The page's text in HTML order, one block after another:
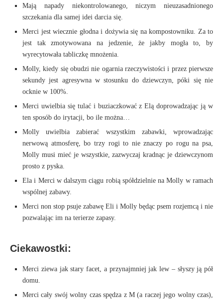
Mają napady niekontrolowanego, niczym nieuzasadnionego
szczekania dla samej idei darcia się.
Merci jest wiecznie głodna i dożywia się na kompostowniku. Za to
jest tak zmotywowana na jedzenie, że jakby mogła to, by
wyrecytowała tabliczkę mnożenia.
Molly, kiedy się obudzi nie ogarnia rzeczywistości i przez pierwsze
sekundy jest agresywna w stosunku do dziewczyn, póki się nie
ocknie w 100%.
Merci uwielbia się tulać i buziaczkować z Elą doprowadzając ją w
ten sposób do irytacji, bo ile można…
Molly uwielbia zabierać wszystkim zabawki, wprowadzając
nerwową atmosferę, bo trzy rogi to nie znaczy po rogu na psa,
Molly musi mieć je wszystkie, zazwyczaj kradnąc je dziewczynom
prosto z pyska.
Ela i Merci w dalszym ciągu robią spółdzielnie na Molly w ramach
wspólnej zabawy.
Merci non stop psuje zabawę Eli i Molly będąc psem rozjemcą i nie
pozwalając im na terierze zapasy.
Ciekawostki:
Merci ziewa jak stary facet, a przynajmniej jak lew – słyszy ją pół
domu.
Merci cały swój wolny czas spędza z M (a raczej jego wolny czas),